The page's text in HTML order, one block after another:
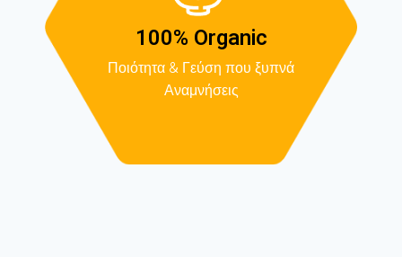
100% Organic
Ποιότητα & Γεύση που ξυπνά
Αναμνήσεις